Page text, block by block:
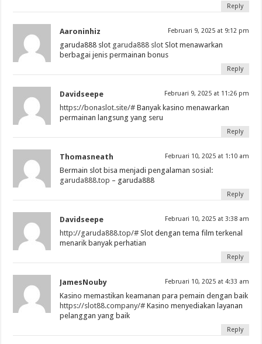
Reply
Aaroninhiz Februari 9, 2025 at 9:12 pm
garuda888 slot garuda888 slot Slot menawarkan
berbagai jenis permainan bonus
Reply
Davidseepe Februari 9, 2025 at 11:26 pm
https://bonaslot.site/# Banyak kasino menawarkan
permainan langsung yang seru
Reply
Thomasneath Februari 10, 2025 at 1:10 am
Bermain slot bisa menjadi pengalaman sosial:
garuda888.top – garuda888
Reply
Davidseepe Februari 10, 2025 at 3:38 am
http://garuda888.top/# Slot dengan tema film terkenal
menarik banyak perhatian
Reply
JamesNouby Februari 10, 2025 at 4:33 am
Kasino memastikan keamanan para pemain dengan baik
https://slot88.company/# Kasino menyediakan layanan
pelanggan yang baik
Reply